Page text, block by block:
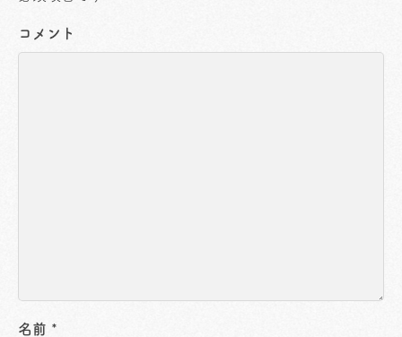
コメント
名前 *